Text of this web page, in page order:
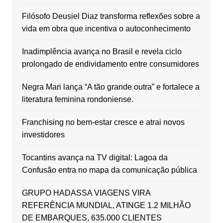
Filósofo Deusiel Diaz transforma reflexões sobre a
vida em obra que incentiva o autoconhecimento
Inadimplência avança no Brasil e revela ciclo
prolongado de endividamento entre consumidores
Negra Mari lança “A tão grande outra” e fortalece a
literatura feminina rondoniense.
Franchising no bem-estar cresce e atrai novos
investidores
Tocantins avança na TV digital: Lagoa da
Confusão entra no mapa da comunicação pública
GRUPO HADASSA VIAGENS VIRA
REFERÊNCIA MUNDIAL, ATINGE 1.2 MILHÃO
DE EMBARQUES, 635.000 CLIENTES